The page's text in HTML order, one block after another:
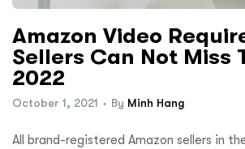
Amazon Video
Sellers Can Not Miss
2022
October 1, 2021 By Minh Hang
All brand-registered Amazon sellers in